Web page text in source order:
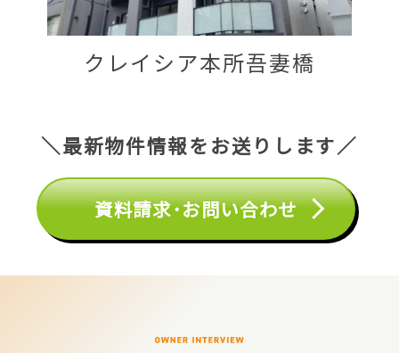
クレイシア本所吾妻橋
＼最新物件情報をお送りします／
資料請求･お問い合わせ